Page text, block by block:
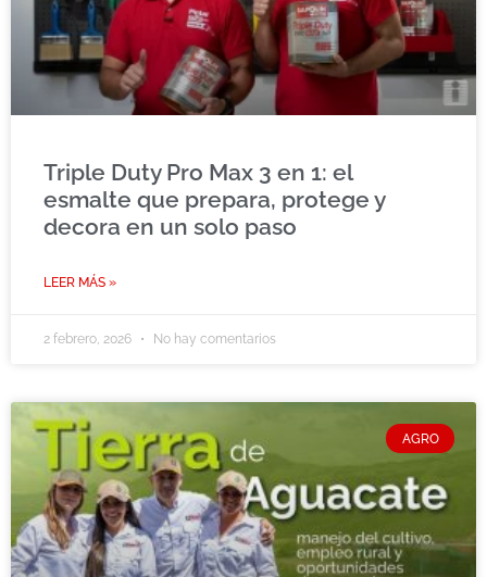
Triple Duty Pro Max 3 en 1: el
esmalte que prepara, protege y
decora en un solo paso
LEER MÁS »
2 febrero, 2026 No hay comentarios
AGRO